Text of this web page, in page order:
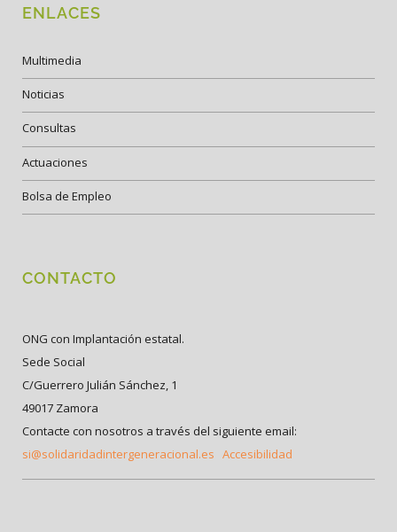
ENLACES
Multimedia
Noticias
Consultas
Actuaciones
Bolsa de Empleo
CONTACTO
ONG con Implantación estatal.
Sede Social
C/Guerrero Julián Sánchez, 1
49017 Zamora
Contacte con nosotros a través del siguiente email:
si@solidaridadintergeneracional.es Accesibilidad